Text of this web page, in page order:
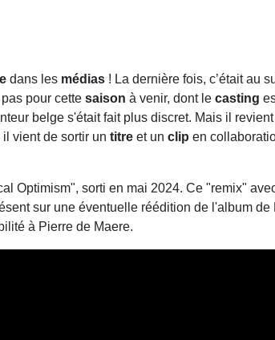
dans les médias ! La dernière fois, c’était au
pour cette saison à venir, dont le casting
belge s'était fait plus discret. Mais il revient
il vient de sortir un titre et un clip en
Optimism", sorti en mai 2024. Ce "remix"
sur une éventuelle réédition de l'album de
à Pierre de Maere.